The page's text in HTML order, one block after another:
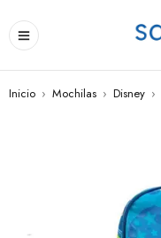
Inicio › Mochilas › Disney ›